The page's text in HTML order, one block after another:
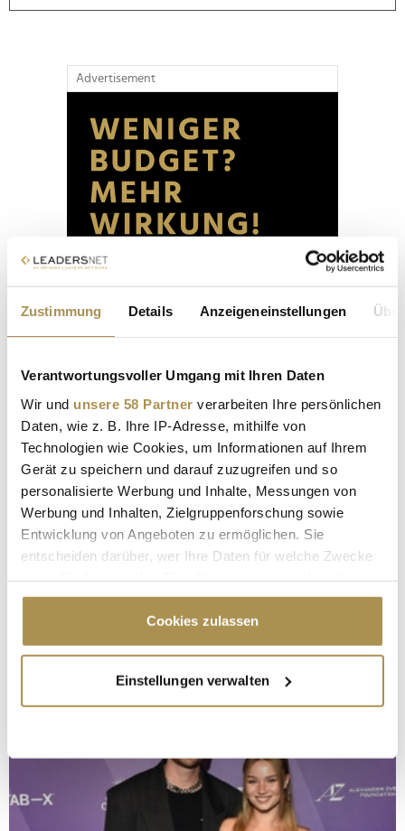
Zustimmung Details Anzeigeneinstellungen
Verantwortungsvoller Umgang mit Ihren Daten
Wir und unsere 58 Partner verarbeiten Ihre persönlichen
Daten, wie z. B. Ihre IP-Adresse, mithilfe von
Technologien wie Cookies, um Informationen auf Ihrem
Gerät zu speichern und darauf zuzugreifen und so
personalisierte Werbung und Inhalte, Messungen von
Werbung und Inhalten, Zielgruppenforschung sowie
Entwicklung von Angeboten zu ermöglichen. Sie
entscheiden darüber, wer Ihre Daten für welche Zwecke
Cookie-Erklärung oder durch Klicken auf das Privacy
Trigger Symbol ändern oder widerrufen
Informationen über Ihre geografische Lage
erfassen, welche bis auf einige Meter genau sein
bestimmten Merkmalen (Fingerprinting) identifizieren
Erfahren Sie mehr darüber, wie Ihre persönlichen Daten
verarbeitet werden, und legen Sie Ihre Präferenzen im
Cookies zulassen
Einstellungen verwalten
Advertisement